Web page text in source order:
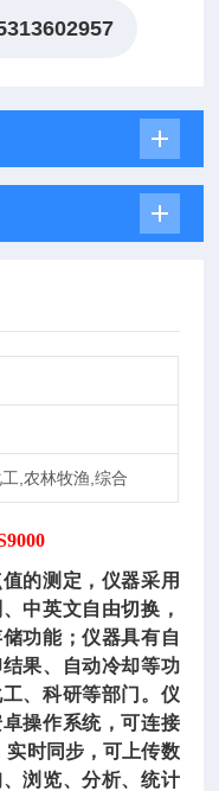
,农林牧渔,综合
的测定，仪器采用
中英文自由切换，
功能；仪器具有自
果、自动冷却等功
、科研等部门。仪
操作系统，可连接
实时同步，可上传数
浏览、分析、统计